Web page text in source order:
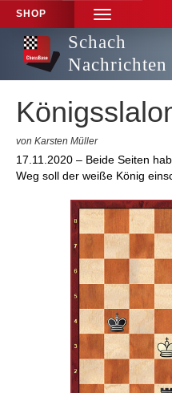
SHOP
TOGGLE
NAVIGATION
Schach
Nachrichten
von Karsten Müller
17.11.2020 – Beide Seiten
Weg soll der weiße König